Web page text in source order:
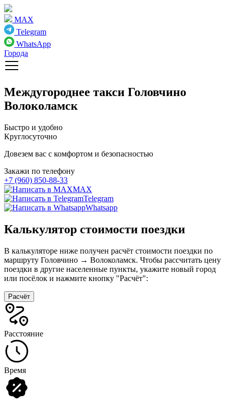
MAX
Telegram
WhatsApp
Города
Междугороднее такси Головчино
Волоколамск
Быстро и удобно
Круглосуточно
Довезем вас с комфортом и безопасностью
Закажи по телефону
+7 (960) 850-88-33
MAX
Telegram
Whatsapp
Калькулятор стоимости поездки
В калькуляторе ниже получен расчёт стоимости поездки по
маршруту Головчино → Волоколамск. Чтобы рассчитать цену
поездки в другие населенные пункты, укажите новый город
или посёлок и нажмите кнопку "Расчёт":
Расчёт
Расстояние
Время